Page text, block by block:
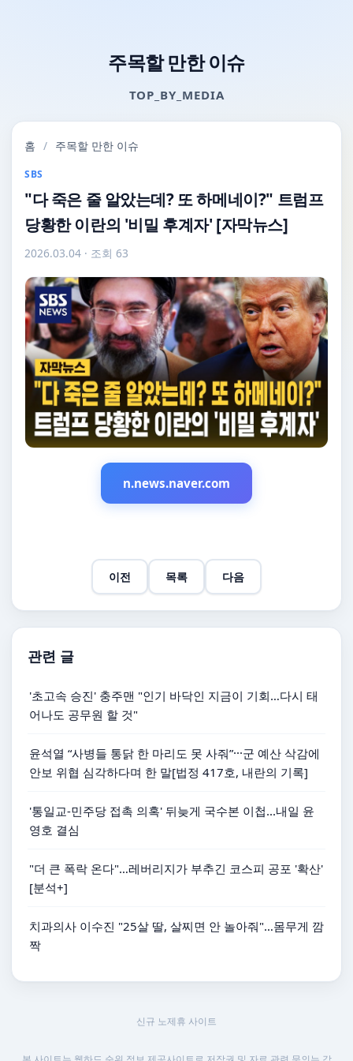
주목할 만한 이슈
TOP_BY_MEDIA
홈 / 주목할 만한 이슈
SBS
"다 죽은 줄 알았는데? 또 하메네이?" 트럼프
당황한 이란의 '비밀 후계자' [자막뉴스]
2026.03.04 · 조회 63
n.news.naver.com
이전 목록 다음
관련 글
'초고속 승진' 충주맨 "인기 바닥인 지금이 기회…다시 태
어나도 공무원 할 것"
윤석열 “사병들 통닭 한 마리도 못 사줘”···군 예산 삭감에
안보 위협 심각하다며 한 말[법정 417호, 내란의 기록]
'통일교-민주당 접촉 의혹' 뒤늦게 국수본 이첩...내일 윤
영호 결심
"더 큰 폭락 온다"…레버리지가 부추긴 코스피 공포 '확산'
[분석+]
치과의사 이수진 "25살 딸, 살찌면 안 놀아줘"…몸무게 깜
짝
신규 노제휴 사이트